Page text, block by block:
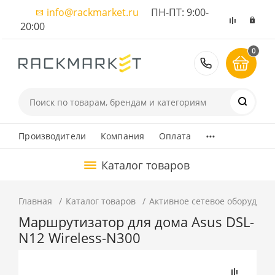
info@rackmarket.ru ПН-ПТ: 9:00-
20:00
8 (495)
0
Производители Компания Оплата ...
Каталог товаров
Главная Каталог товаров Активное сетевое
Маршрутизатор для дома Asus DSL-
N12 Wireless-N300